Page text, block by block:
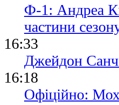
Ф-1: Андреа
частини
16:33
Джейдон
16:18
Офіційно: